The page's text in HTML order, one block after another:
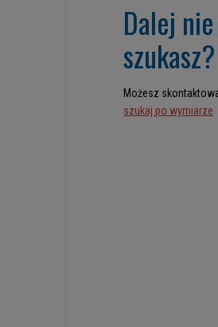
Dalej
szukasz?
Możesz
szukaj po wymiarze